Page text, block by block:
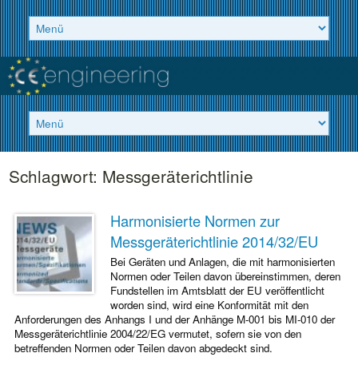
Schlagwort: Messgeräterichtlinie
Harmonisierte Normen zur
Messgeräterichtlinie 2014/32/EU
Bei Geräten und Anlagen, die mit harmonisierten
Normen oder Teilen davon übereinstimmen, deren
Fundstellen im Amtsblatt der EU veröffentlicht
worden sind, wird eine Konformität mit den
Anforderungen des Anhangs I und der Anhänge M-001 bis MI-010 der
Messgeräterichtlinie 2004/22/EG vermutet, sofern sie von den
betreffenden Normen oder Teilen davon abgedeckt sind.